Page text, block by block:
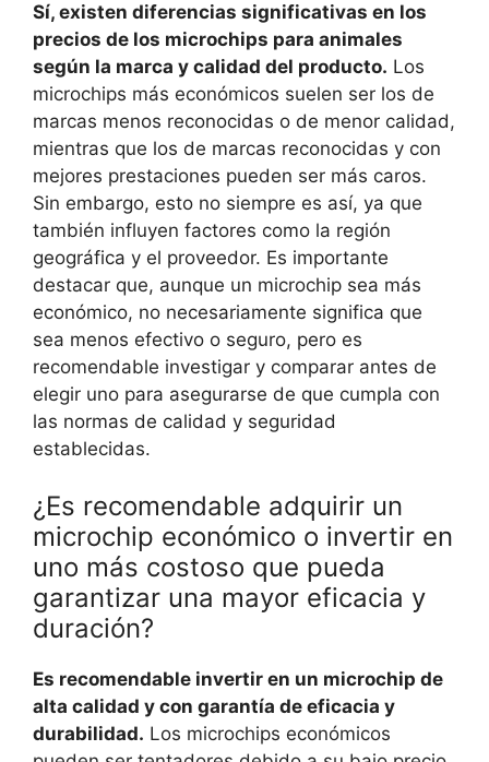
Sí, existen diferencias significativas en los
precios de los microchips para animales
según la marca y calidad del producto. Los
microchips más económicos suelen ser los de
marcas menos reconocidas o de menor calidad,
mientras que los de marcas reconocidas y con
mejores prestaciones pueden ser más caros.
Sin embargo, esto no siempre es así, ya que
también influyen factores como la región
geográfica y el proveedor. Es importante
destacar que, aunque un microchip sea más
económico, no necesariamente significa que
sea menos efectivo o seguro, pero es
recomendable investigar y comparar antes de
elegir uno para asegurarse de que cumpla con
las normas de calidad y seguridad
establecidas.
¿Es recomendable adquirir un
microchip económico o invertir en
uno más costoso que pueda
garantizar una mayor eficacia y
duración?
Es recomendable invertir en un microchip de
alta calidad y con garantía de eficacia y
durabilidad. Los microchips económicos